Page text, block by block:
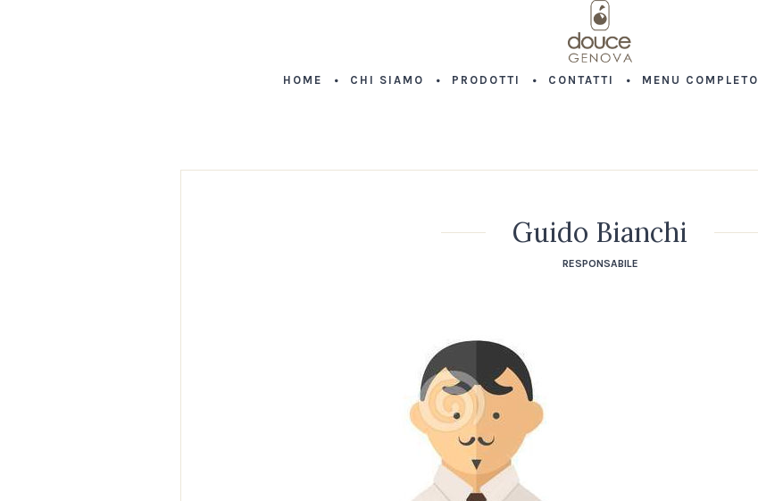
HOME CHI SIAMO PRODOTTI CONTATTI MENU COMPLETO
Guido Bianchi
RESPONSABILE